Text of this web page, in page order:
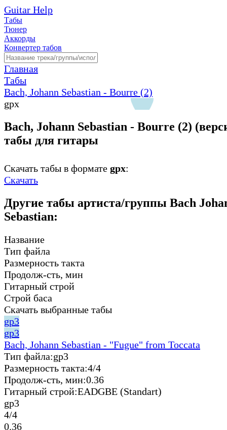
Guitar Help
Табы
Тюнер
Аккорды
Конвертер табов
Главная
Табы
Bach, Johann Sebastian - Bourre (2)
gpx
Bach, Johann Sebastian - Bourre (2)
табы для гитары
Скачать табы в формате gpx:
Скачать
Другие табы артиста/группы Bach
Sebastian:
Название
Тип файла
Размерность такта
Продолж-сть, мин
Гитарный строй
Строй баса
Скачать выбранные табы
gp3
gp3
Bach, Johann Sebastian - "Fugue" from Toccata
Тип файла:gp3
Размерность такта:4/4
Продолж-сть, мин:0.36
Гитарный строй:EADGBE (Standart)
gp3
4/4
0.36